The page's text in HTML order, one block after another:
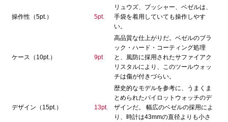
操作性（5pt.） 5pt.
リュウズ、プッシャー、ベゼルは、
手袋を着用していても操作しやす
い。
ケース（10pt.） 9pt
高品質な仕上がりだ。ベゼルのブラ
ック・ハード・コーティング処理
と、風防に採用されたサファイアク
リスタルにより、このツールウォッ
チは傷が付きづらい。
デザイン（15pt.） 13pt.
歴史的なモデルを参考に、うまくま
とめられたパイロットウォッチのデ
ザインだ。 幅広のベゼルの採用によ
り、時計は43mmの直径よりも小さ